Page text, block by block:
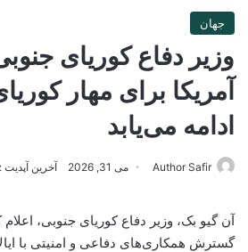
جهان
وزیر دفاع کوریای
آمریکا برای مهار
ادامه می‌یابد
Author Safir می 31, 2026 آخرین آپدیت : می
آن گیو بک، وزیر دفاع کوریای جنوبی،
گسترش همکاری‌های دفاعی و امنیتی با